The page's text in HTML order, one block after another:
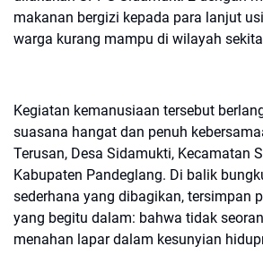
makanan bergizi kepada para lanjut
warga kurang mampu di wilayah
Kegiatan kemanusiaan tersebut
suasana hangat dan penuh
Terusan, Desa Sidamukti, Kecamatan
Kabupaten Pandeglang. Di balik
sederhana yang dibagikan, tersimpan
yang begitu dalam: bahwa tidak
menahan lapar dalam kesunyian